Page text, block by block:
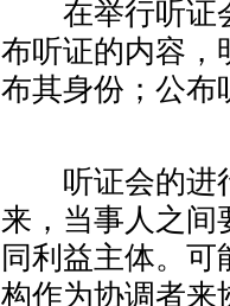
在举行听证会
布听证的内容，
布其身份；公布
听证会的进行
来，当事人之间
同利益主体。
构作为协调者来